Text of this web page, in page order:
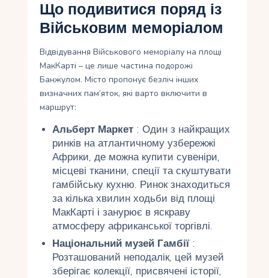
Що подивитися поряд із
Військовим меморіалом
Відвідування Військового меморіалу на площі
МакКарті – це лише частина подорожі
Банжулом. Місто пропонує безліч інших
визначних пам’яток, які варто включити в
маршрут:
Альберт Маркет: Один з найкращих
ринків на атлантичному узбережжі
Африки, де можна купити сувеніри,
місцеві тканини, спеції та скуштувати
гамбійську кухню. Ринок знаходиться
за кілька хвилин ходьби від площі
МакКарті і занурює в яскраву
атмосферу африканської торгівлі.
Національний музей Гамбії:
Розташований неподалік, цей музей
зберігає колекції, присвячені історії,